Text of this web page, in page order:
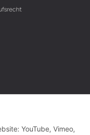
YouTube, Vimeo,